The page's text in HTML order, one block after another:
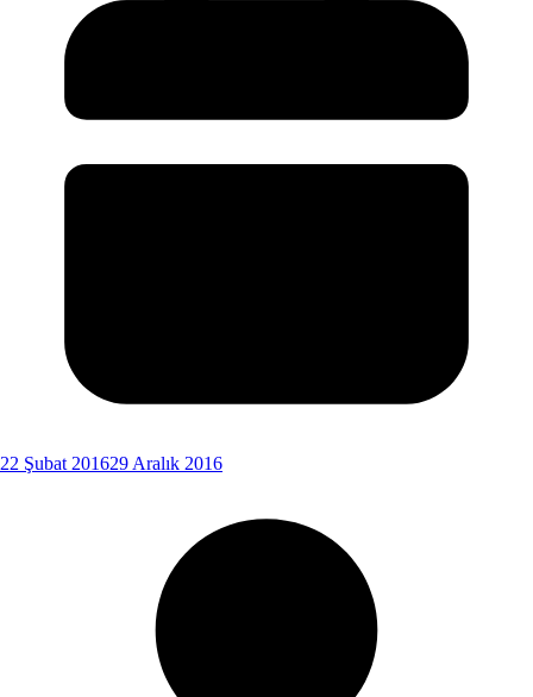
22 Şubat 201629 Aralık 2016